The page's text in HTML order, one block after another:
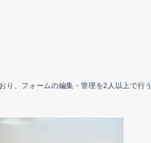
り、フォームの編集・管理を2人以上で行